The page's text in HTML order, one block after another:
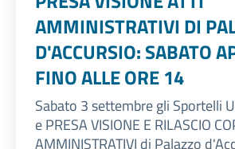
AMMINISTRATIVI DI
D'ACCURSIO: SABATO
FINO ALLE ORE 14
Sabato 3 settembre gli Sportelli
e PRESA VISIONE E RILASCIO
AMMINISTRATIVI di Palazzo